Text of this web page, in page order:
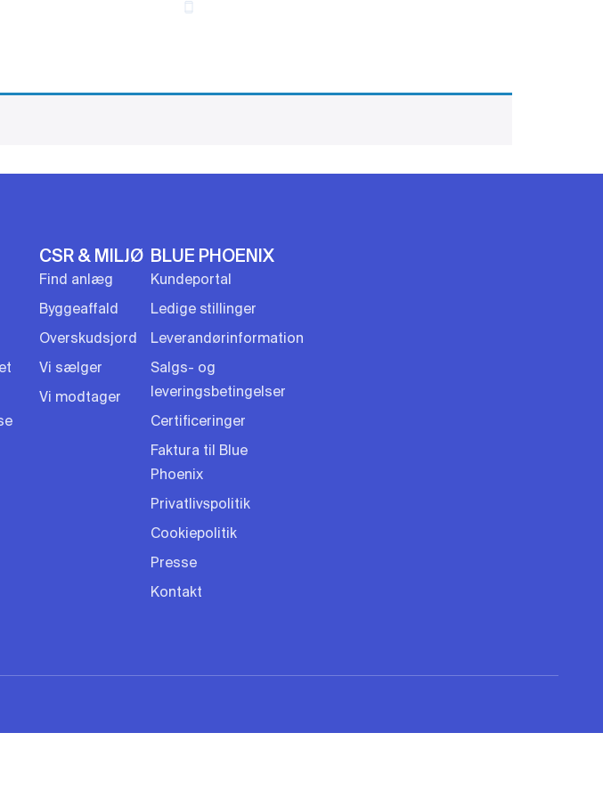
CSR & MILJØ
Find anlæg
Byggeaffald
Overskudsjord
Vi sælger
Vi modtager
BLUE PHOENIX
Kundeportal
Ledige stillinger
Leverandørinformation
Salgs- og
leveringsbetingelser
Certificeringer
Faktura til Blue
Phoenix
Privatlivspolitik
Cookiepolitik
Presse
Kontakt